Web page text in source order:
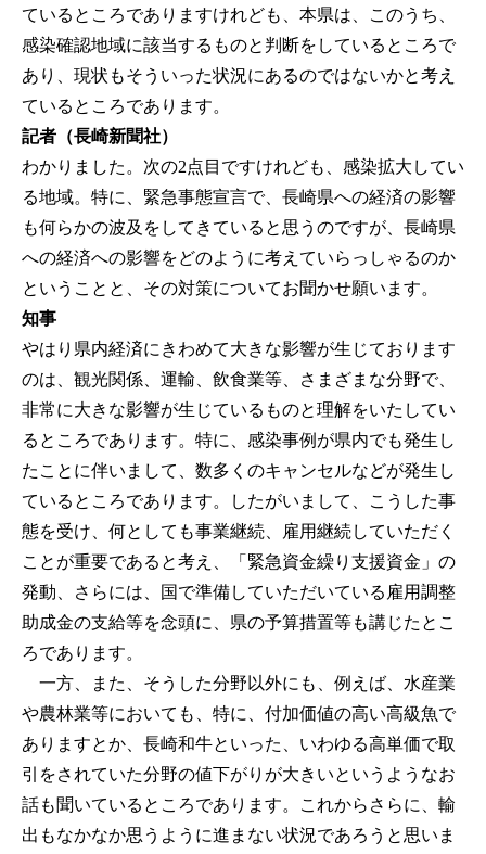
ているところでありますけれども、本県は、このうち、
感染確認地域に該当するものと判断をしているところで
あり、現状もそういった状況にあるのではないかと考え
ているところであります。
記者（長崎新聞社）
わかりました。次の2点目ですけれども、感染拡大してい
る地域。特に、緊急事態宣言で、長崎県への経済の影響
も何らかの波及をしてきていると思うのですが、長崎県
への経済への影響をどのように考えていらっしゃるのか
ということと、その対策についてお聞かせ願います。
知事
やはり県内経済にきわめて大きな影響が生じております
のは、観光関係、運輸、飲食業等、さまざまな分野で、
非常に大きな影響が生じているものと理解をいたしてい
るところであります。特に、感染事例が県内でも発生し
たことに伴いまして、数多くのキャンセルなどが発生し
ているところであります。したがいまして、こうした事
態を受け、何としても事業継続、雇用継続していただく
ことが重要であると考え、「緊急資金繰り支援資金」の
発動、さらには、国で準備していただいている雇用調整
助成金の支給等を念頭に、県の予算措置等も講じたとこ
ろであります。
一方、また、そうした分野以外にも、例えば、水産業
や農林業等においても、特に、付加価値の高い高級魚で
ありますとか、長崎和牛といった、いわゆる高単価で取
引をされていた分野の値下がりが大きいというようなお
話も聞いているところであります。これからさらに、輸
出もなかなか思うように進まない状況であろうと思いま